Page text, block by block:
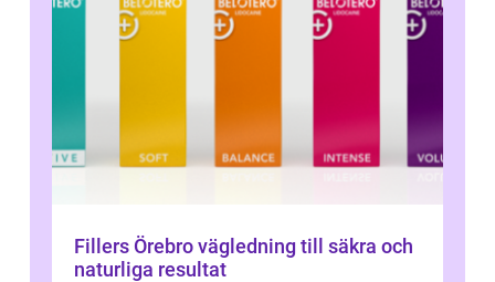
Fillers Örebro vägledning till säkra och
naturliga resultat